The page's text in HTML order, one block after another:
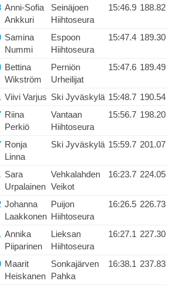
Anni-Sofia
Ankkuri
Seinäjoen
Hiihtoseura
15:46.9 188.82
Samina
Nummi
Espoon
Hiihtoseura
15:47.4 189.30
Bettina
Wikström
Perniön
Urheilijat
15:47.6 189.49
Viivi Varjus Ski Jyväskylä 15:48.7 190.54
Riina
Perkiö
Vantaan
Hiihtoseura
15:56.7 198.20
Ronja
Linna
Ski Jyväskylä 15:59.7 201.07
Sara
Urpalainen
Vehkalahden
Veikot
16:23.7 224.05
Johanna
Laakkonen
Puijon
Hiihtoseura
16:26.5 226.73
Annika
Piiparinen
Lieksan
Hiihtoseura
16:27.1 227.30
Maarit
Heiskanen
Sonkajärven
Pahka
16:38.1 237.83